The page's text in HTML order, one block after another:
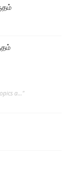
a..."